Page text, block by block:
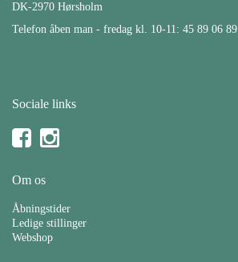
DK-2970 Hørsholm
Telefon åben man - fredag kl. 10-11: 45 89 06 89
Sociale links
Om os
Åbningstider
Ledige stillinger
Webshop